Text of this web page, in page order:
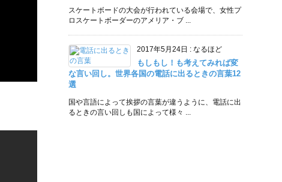
スケートボードの大会が行われている会場で、女性プ
ロスケートボーダーのアメリア・ブ ...
2017年5月24日 : なるほど
もしもし！も考えてみれば変
な言い回し。世界各国の電話に出るときの言葉12
選
国や言語によって挨拶の言葉が違うように、電話に出
るときの言い回しも国によって様々 ...